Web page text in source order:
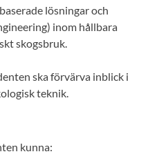
lösningar och
inom hållbara
skogsbruk.
ska förvärva inblick i
teknik.
kunna: